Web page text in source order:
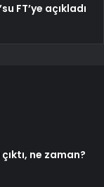
FT’ye açıkladı
çıktı, ne zaman?